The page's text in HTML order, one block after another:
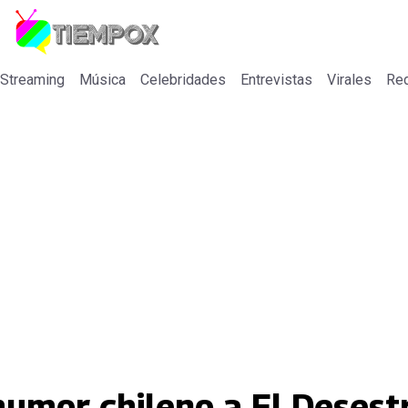
Música Celebridades Entrevistas Virales